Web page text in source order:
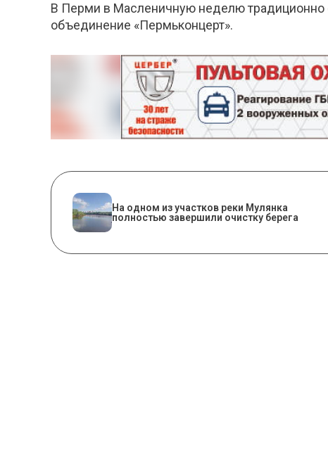
В Перми в Масленичную неделю традиционно
объединение «Пермьконцерт».
На одном из участков реки Мулянка
полностью завершили очистку берега